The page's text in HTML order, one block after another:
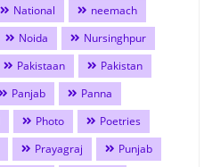
National
neemach
Noida
Nursinghpur
Pakistaan
Pakistan
Panjab
Panna
Photo
Poetries
Prayagraj
Punjab